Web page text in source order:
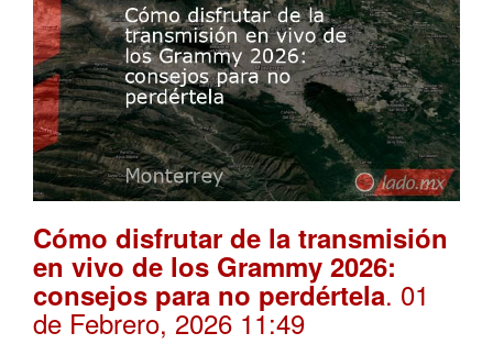
Cómo disfrutar de la transmisión
en vivo de los Grammy 2026:
consejos para no perdértela. 01
de Febrero, 2026 11:49